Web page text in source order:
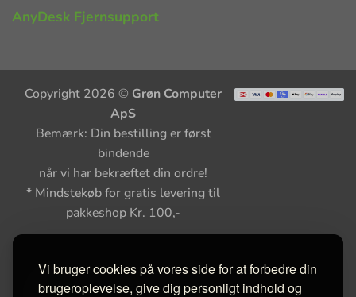
Vi bruger cookies på vores side for at forbedre din
brugeroplevelse, give dig personligt indhold og
AnyDesk Fjernsupport
Copyright 2026 © Grøn Computer
ApS
Bemærk: Din bestilling er først
bindende
når vi har bekræftet din ordre!
* Mindstekøb for gratis levering til
pakkeshop Kr. 100,-